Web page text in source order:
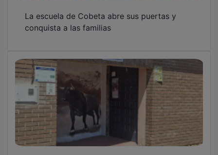
El GDR Molina de Aragón-Alto Tajo impulsa
la introducción de la IA en la comarca con el
proyecto 'Conecta Mat_IA'